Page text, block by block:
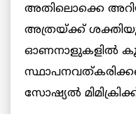
അതിലൊക്കെ
അത്രയ്ക്ക്
ഓണനാളുകളില്‍
സോഷ്യല്‍